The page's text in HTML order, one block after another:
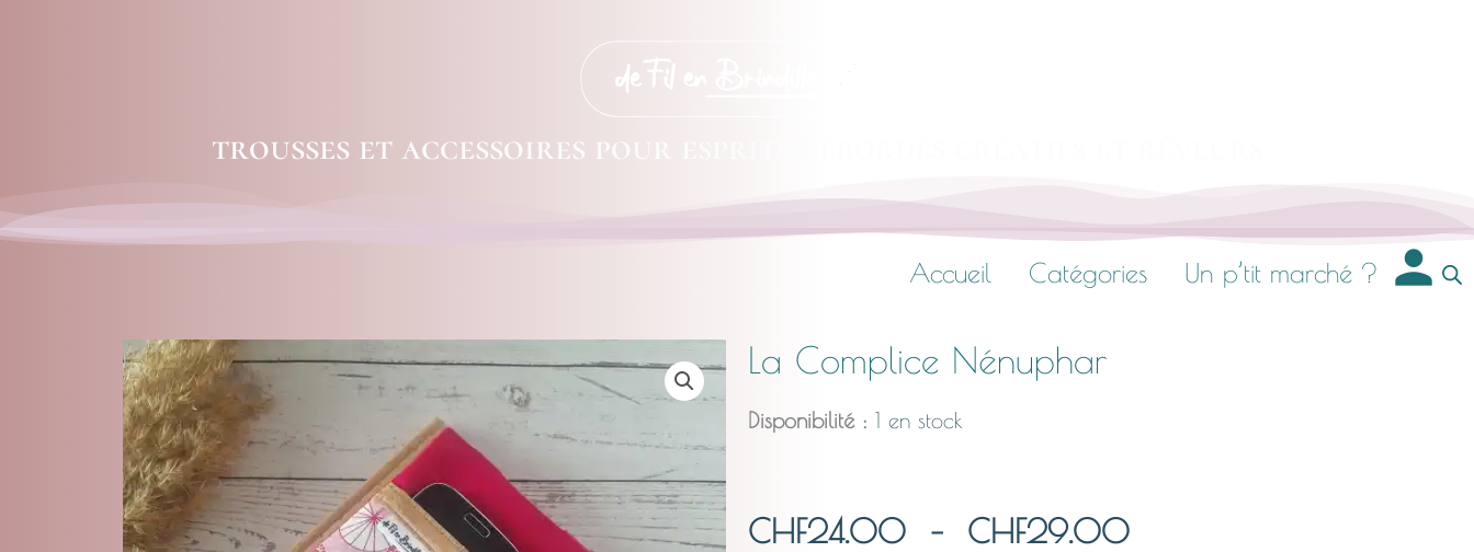
trousses et accessoires pour esprits débordés créatifs et rêveurs
Accueil Catégories Un p’tit marché ?
La Complice Nénuphar
Disponibilité : 1 en stock
CHF24.00 – CHF29.00Plage